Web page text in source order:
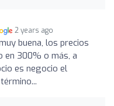
2 years ago
buena, los precios
en 300% o más, a
es negocio el